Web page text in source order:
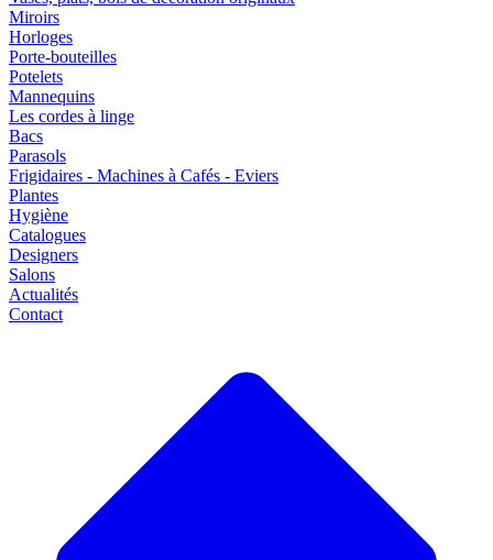
Miroirs
Horloges
Porte-bouteilles
Potelets
Mannequins
Les cordes à linge
Bacs
Parasols
Frigidaires - Machines à Cafés - Eviers
Plantes
Hygiène
Catalogues
Designers
Salons
Actualités
Contact